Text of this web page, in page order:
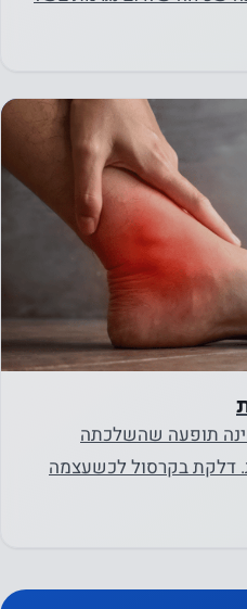
תופעה שהשלכתה
דלקת בקרסול לכשעצמה
הטובה
במהלך
ביקורך. אם
תסרב
לעוגיות אלו,
פונקציונליות
מסוימת
תיעלם
מהאתר.
שיווק
על ידי
וההתנהגות